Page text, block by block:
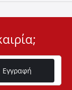
Εγγραφή